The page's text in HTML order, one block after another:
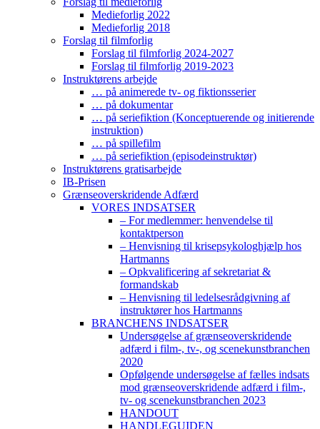
Medieforlig 2022
Medieforlig 2018
Forslag til filmforlig
Forslag til filmforlig 2024-2027
Forslag til filmforlig 2019-2023
Instruktørens arbejde
… på animerede tv- og fiktionsserier
… på dokumentar
… på seriefiktion (Konceptuerende og initierende
instruktion)
… på spillefilm
… på seriefiktion (episodeinstruktør)
Instruktørens gratisarbejde
IB-Prisen
Grænseoverskridende Adfærd
VORES INDSATSER
– For medlemmer: henvendelse til
kontaktperson
– Henvisning til krisepsykologhjælp hos
Hartmanns
– Opkvalificering af sekretariat &
formandskab
– Henvisning til ledelsesrådgivning af
instruktører hos Hartmanns
BRANCHENS INDSATSER
Undersøgelse af grænseoverskridende
adfærd i film-, tv-, og scenekunstbranchen
2020
Opfølgende undersøgelse af fælles indsats
mod grænseoverskridende adfærd i film-,
tv- og scenekunstbranchen 2023
HANDOUT
HANDLEGUIDEN